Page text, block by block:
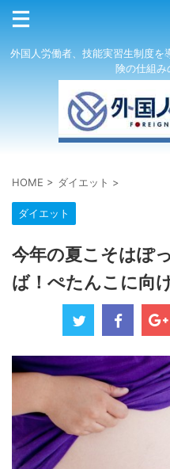
外国人労働者、技能実習生制度を
険の仕組み
HOME > ダイエット >
ダイエット
今年の夏こそはぽ
ば！ぺたんこに向